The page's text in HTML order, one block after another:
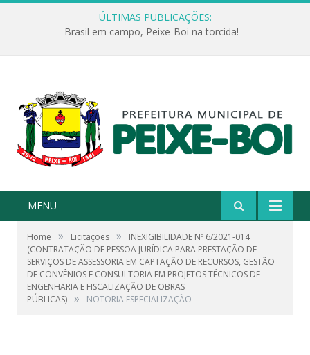
ÚLTIMAS PUBLICAÇÕES:
Brasil em campo, Peixe-Boi na torcida!
MENU
Home » Licitações »
INEXIGIBILIDADE Nº 6/2021-014
(CONTRATAÇÃO DE PESSOA JURÍDICA PARA PRESTAÇÃO DE
SERVIÇOS DE ASSESSORIA EM CAPTAÇÃO DE RECURSOS, GESTÃO
DE CONVÊNIOS E CONSULTORIA EM PROJETOS TÉCNICOS DE
ENGENHARIA E FISCALIZAÇÃO DE OBRAS
PÚBLICAS) » NOTORIA ESPECIALIZAÇÃO